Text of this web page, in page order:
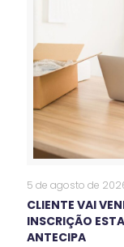
5 de agosto de
CLIENTE VAI
INSCRIÇÃO
ANTECIPA